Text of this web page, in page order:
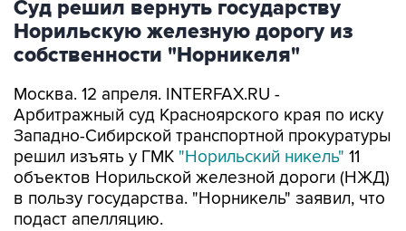
Суд решил вернуть государству
Норильскую железную дорогу из
собственности "Норникеля"
Москва. 12 апреля. INTERFAX.RU -
Арбитражный суд Красноярского края по иску
Западно-Сибирской транспортной прокуратуры
решил изъять у ГМК "Норильский никель" 11
объектов Норильской железной дороги (НЖД)
в пользу государства. "Норникель" заявил, что
подаст апелляцию.